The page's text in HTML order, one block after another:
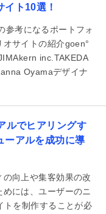
イト10選！
参考になるポートフォ
サイトの紹介goen°
inc.TAKEDA
Oyamaデザイナ
ルでヒアリングす
ーアルを成功に導
向上や集客効果の改
には、ユーザーのニ
トを制作することが必